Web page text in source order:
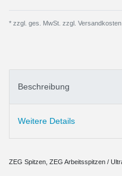
* zzgl. ges. MwSt. zzgl. Versandkosten
Beschreibung
Weitere Details
ZEG Spitzen, ZEG Arbeitsspitzen /